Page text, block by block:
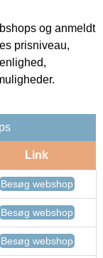
og anmeldt
prisniveau,
Link
Besøg webshop
Besøg webshop
Besøg webshop